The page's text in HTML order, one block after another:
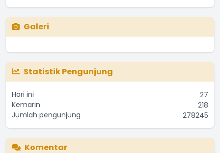
Galeri
Statistik Pengunjung
Hari ini
27
Kemarin
218
Jumlah pengunjung
278245
Komentar